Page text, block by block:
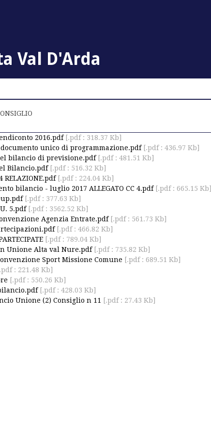
Val D'Arda
2016.pdf [.pdf : 318.37 Kb]
unico di programmazione.pdf [.pdf : 436.97 Kb]
bilancio di previsione.pdf [.pdf : 481.51 Kb]
Bilancio.pdf [.pdf : 516.32 Kb]
RELAZIONE.pdf [.pdf : 224.04 Kb]
bilancio - luglio 2017 ALLEGATO CC 4.pdf [.pdf : 665.15 Kb]
[.pdf : 377.63 Kb]
5.pdf [.pdf : 3562.52 Kb]
Agenzia Entrate.pdf [.pdf : 561.73 Kb]
[.pdf : 466.82 Kb]
[.pdf : 789.04 Kb]
Unione Alta val Nure.pdf [.pdf : 735.82 Kb]
Sport Missione Comune [.pdf : 689.51 Kb]
: 221.48 Kb]
[.pdf : 550.26 Kb]
[.pdf : 428.03 Kb]
Unione (2) Consiglio n 11 [.pdf : 27.43 Kb]